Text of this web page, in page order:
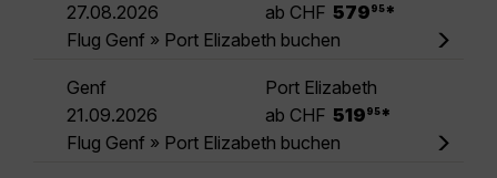
27.08.2026
ab CHF 579 95 *
Flug Genf » Port Elizabeth buchen
Genf
Port Elizabeth
21.09.2026
ab CHF 519 95 *
Flug Genf » Port Elizabeth buchen